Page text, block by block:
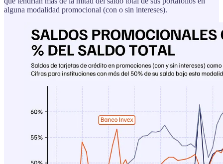
alguna modalidad promocional (con o sin intereses).